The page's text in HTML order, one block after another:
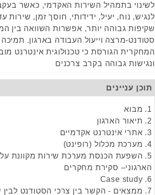
לשינוי בתמהיל השירות האקדמי, כאשר
לנגיש, נוח, יעיל, ידידותי, חוסך זמן, שירות
שקיפות גבוהה יותר, אפשרות השוואה בין
סטודנט-מרצה וייעול העבודה בארגון.
המחקרית הגורסת כי טכנולוגית אינטרנט
ונגישות גבוהה בקרב צרכנים
תוכן עניינים
1. מבוא
2. תיאור הארגון
3. אתרי אינטרנט אקדמיים
4. מערכת מכלול (רופינט)
5. השפעת הכנסת מערכת שירות מקוונת
הארגוני– סקירת מחקרים
6. Case study
7. ממצאים - הקשר בין צרכי הסטודנט